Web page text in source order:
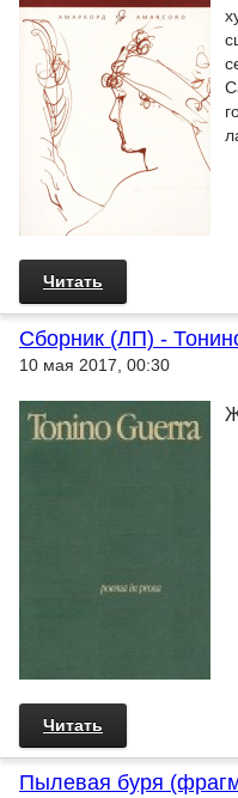
Читать
Сборник (ЛП) -
10 мая 2017, 00:30
Читать
Пылевая буря